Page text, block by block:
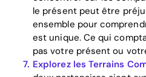
le présent peut être
ensemble pour
est unique. Ce qui
pas votre présent ou
Explorez les Terrains